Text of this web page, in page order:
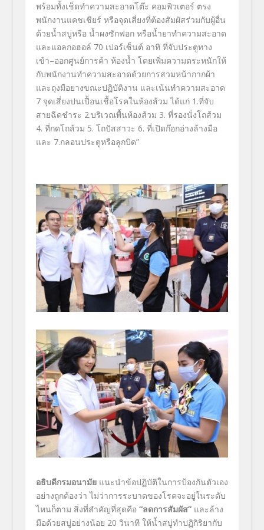
พร้อมทั้งเช็ดทำความสะอาดโต๊ะ คอมพิวเตอร์ ตรง
พนักงานแคชเชียร์ หรือจุดเสี่ยงที่ต้องสัมผัสร่วมกับผู้อื่น
ด้วยน้ำสบู่หรือ น้ำผงซักฟอก หรือน้ำยาทำความสะอาด
และแอลกอฮอล์ 70 เปอร์เซ็นต์ อาทิ ที่จับประตูทาง
เข้า–ออกศูนย์การค้า ห้องน้ำ โดยเพิ่มความตระหนักให้
กับพนักงานทำความสะอาดด้วยการสวมหน้ากากผ้า
และถุงมือยางขณะปฏิบัติงาน และเน้นทำความสะอาด
7 จุดเสี่ยงปนเปื้อนเชื้อโรคในห้องส้วม ได้แก่ 1.ที่จับ
สายฉีดชำระ 2.บริเวณพื้นห้องส้วม 3. ที่รองนั่งโถส้วม
4. ที่กดโถส้วม 5. โถปัสสาวะ 6. ที่เปิดก๊อกอ่างล้างมือ
และ 7.กลอนประตูหรือลูกบิด”
อธิบดีกรมอนามัยแนะนำข้อปฏิบัติในการป้องกันตัวเอง
อย่างถูกต้องว่า ไม่ว่าการระบาดของโรคจะอยู่ในระดับ
ไหนก็ตาม สิ่งที่สำคัญที่สุดคือ “ลดการสัมผัส”และล้าง
มือด้วยสบู่อย่างน้อย 20 วินาที ให้น้ำสบู่ทำปฏิกิริยากับ